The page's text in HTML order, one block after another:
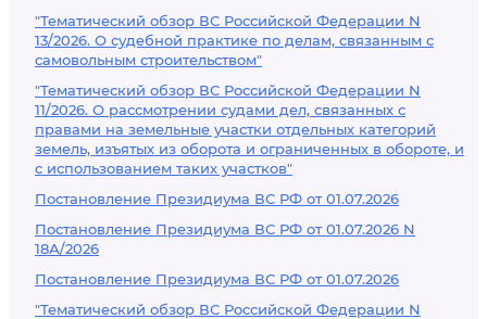
"Тематический обзор ВС Российской Федерации N
13/2026. О судебной практике по делам, связанным с
самовольным строительством"
"Тематический обзор ВС Российской Федерации N
11/2026. О рассмотрении судами дел, связанных с
правами на земельные участки отдельных категорий
земель, изъятых из оборота и ограниченных в обороте, и
с использованием таких участков"
Постановление Президиума ВС РФ от 01.07.2026
Постановление Президиума ВС РФ от 01.07.2026 N
18А/2026
Постановление Президиума ВС РФ от 01.07.2026
"Тематический обзор ВС Российской Федерации N